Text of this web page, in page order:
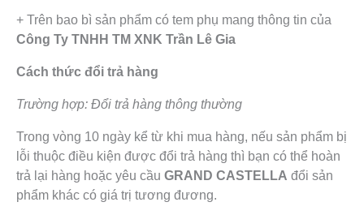
+ Trên bao bì sản phẩm có tem phụ mang thông tin của
Công Ty TNHH TM XNK Trần Lê Gia
Cách thức đổi trả hàng
Trường hợp: Đổi trả hàng thông thường
Trong vòng 10 ngày kể từ khi mua hàng, nếu sản phẩm bị
lỗi thuộc điều kiện được đổi trả hàng thì bạn có thể hoàn
trả lại hàng hoặc yêu cầu GRAND CASTELLA đổi sản
phẩm khác có giá trị tương đương.